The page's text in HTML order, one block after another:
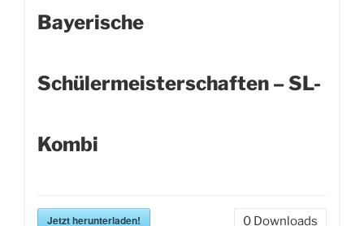
Bayerische
Schülermeisterschaften – SL-
Kombi
Jetzt herunterladen! 0 Downloads